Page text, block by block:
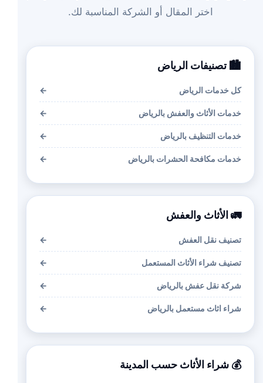
اختر المقال أو الشركة المناسبة لك.
🏙️ تصنيفات الرياض
كل خدمات الرياض ←
خدمات الأثاث والعفش بالرياض ←
خدمات التنظيف بالرياض ←
خدمات مكافحة الحشرات بالرياض ←
🚛 الأثاث والعفش
تصنيف نقل العفش ←
تصنيف شراء الأثاث المستعمل ←
شركة نقل عفش بالرياض ←
شراء اثاث مستعمل بالرياض ←
💰 شراء الأثاث حسب المدينة